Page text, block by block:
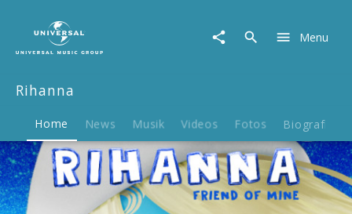
Menu
Rihanna
Home News Musik Videos Fotos Biografie